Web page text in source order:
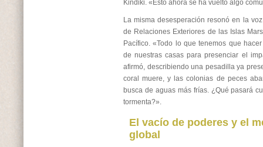
Kindiki. «Esto ahora se ha vuelto algo
La misma desesperación resonó en la
de Relaciones Exteriores de las Islas
Pacífico. «Todo lo que tenemos que
de nuestras casas para presenciar el
afirmó, describiendo una pesadilla ya
coral muere, y las colonias de peces
busca de aguas más frías. ¿Qué pasará
tormenta?».
El vacío de poderes y el
global